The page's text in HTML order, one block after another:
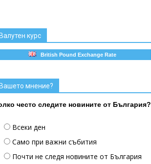
курс
British Pound Exchange Rate
мнение?
често следите новините от България?
Всеки ден
Само при важни събития
Почти не следя новините от България